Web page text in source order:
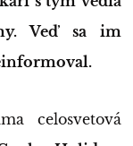
Veď sa im
celosvetová